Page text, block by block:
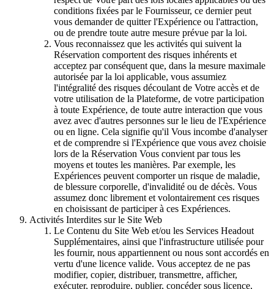
conditions fixées par le Fournisseur, ce dernier peut
vous demander de quitter l'Expérience ou l'attraction,
ou de prendre toute autre mesure prévue par la loi.
Vous reconnaissez que les activités qui suivent la
Réservation comportent des risques inhérents et
acceptez par conséquent que, dans la mesure maximale
autorisée par la loi applicable, vous assumiez
l'intégralité des risques découlant de Votre accès et de
votre utilisation de la Plateforme, de votre participation
à toute Expérience, de toute autre interaction que vous
avez avec d'autres personnes sur le lieu de l'Expérience
ou en ligne. Cela signifie qu'il Vous incombe d'analyser
et de comprendre si l'Expérience que vous avez choisie
lors de la Réservation Vous convient par tous les
moyens et toutes les manières. Par exemple, les
Expériences peuvent comporter un risque de maladie,
de blessure corporelle, d'invalidité ou de décès. Vous
assumez donc librement et volontairement ces risques
en choisissant de participer à ces Expériences.
Activités Interdites sur le Site Web
Le Contenu du Site Web et/ou les Services Headout
Supplémentaires, ainsi que l'infrastructure utilisée pour
les fournir, nous appartiennent ou nous sont accordés en
vertu d'une licence valide. Vous acceptez de ne pas
modifier, copier, distribuer, transmettre, afficher,
exécuter, reproduire, publier, concéder sous licence,